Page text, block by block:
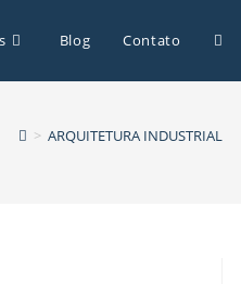
Blog Contato
> ARQUITETURA INDUSTRIAL